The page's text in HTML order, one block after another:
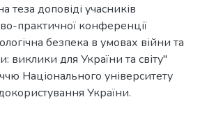
теза доповіді учасників
практичної конференції
безпека в умовах війни та
виклики для України та світу"
Національного університету
України.